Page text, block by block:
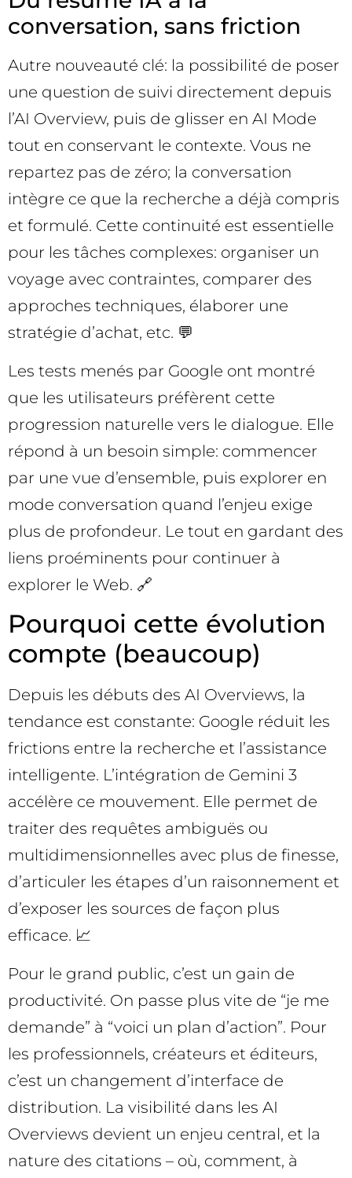
conversation, sans friction
Autre nouveauté clé: la possibilité de poser
une question de suivi directement depuis
l’AI Overview, puis de glisser en AI Mode
tout en conservant le contexte. Vous ne
repartez pas de zéro; la conversation
intègre ce que la recherche a déjà compris
et formulé. Cette continuité est essentielle
pour les tâches complexes: organiser un
voyage avec contraintes, comparer des
approches techniques, élaborer une
stratégie d’achat, etc. 💬
Les tests menés par Google ont montré
que les utilisateurs préfèrent cette
progression naturelle vers le dialogue. Elle
répond à un besoin simple: commencer
par une vue d’ensemble, puis explorer en
mode conversation quand l’enjeu exige
plus de profondeur. Le tout en gardant des
liens proéminents pour continuer à
explorer le Web. 🔗
Pourquoi cette évolution
compte (beaucoup)
Depuis les débuts des AI Overviews, la
tendance est constante: Google réduit les
frictions entre la recherche et l’assistance
intelligente. L’intégration de Gemini 3
accélère ce mouvement. Elle permet de
traiter des requêtes ambiguës ou
multidimensionnelles avec plus de finesse,
d’articuler les étapes d’un raisonnement et
d’exposer les sources de façon plus
efficace. 📈
Pour le grand public, c’est un gain de
productivité. On passe plus vite de “je me
demande” à “voici un plan d’action”. Pour
les professionnels, créateurs et éditeurs,
c’est un changement d’interface de
distribution. La visibilité dans les AI
Overviews devient un enjeu central, et la
nature des citations – où, comment, à